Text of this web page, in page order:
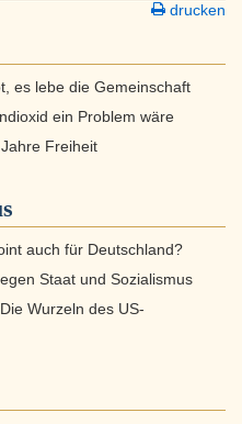
drucken
es lebe die Gemeinschaft
ein Problem wäre
Freiheit
auch für Deutschland?
Staat und Sozialismus
Wurzeln des US-